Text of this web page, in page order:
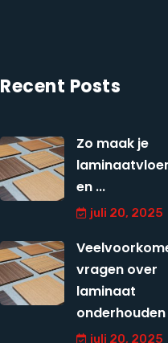
Recent Posts
Zo maak je
en ...
juli 20, 2025
vragen over
laminaat
onderhouden
juli 20, 2025